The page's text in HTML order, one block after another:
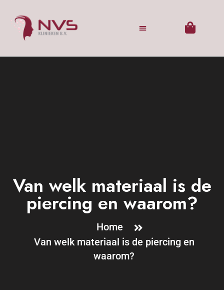
Van welk materiaal is de
piercing en waarom?
Home
Van welk materiaal is de piercing en
waarom?